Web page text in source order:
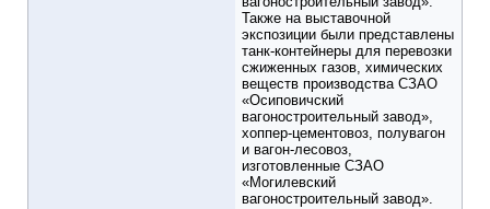
Также на выставочной
экспозиции были представлены
танк-контейнеры для перевозки
сжиженных газов, химических
веществ производства СЗАО
«Осиповичский
вагоностроительный завод»,
хоппер-цементовоз, полувагон
и вагон-лесовоз,
изготовленные СЗАО
«Могилевский
вагоностроительный завод».